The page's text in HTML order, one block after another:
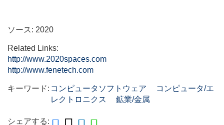
ソース: 2020
Related Links:
http://www.2020spaces.com
http://www.fenetech.com
キーワード: コンピュータソフトウェア
コンピュータ/エ
レクトロニクス
鉱業/金属
シェアする: